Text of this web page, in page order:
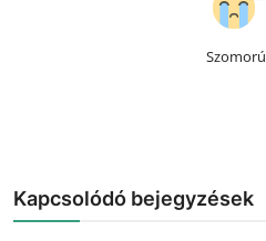
Szomorú
Kapcsolódó bejegyzések